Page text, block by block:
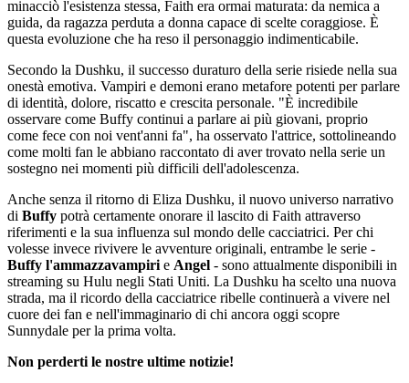
minacciò l'esistenza stessa, Faith era ormai maturata: da nemica a
guida, da ragazza perduta a donna capace di scelte coraggiose. È
questa evoluzione che ha reso il personaggio indimenticabile.
Secondo la Dushku, il successo duraturo della serie risiede nella sua
onestà emotiva. Vampiri e demoni erano metafore potenti per parlare
di identità, dolore, riscatto e crescita personale. "È incredibile
osservare come Buffy continui a parlare ai più giovani, proprio
come fece con noi vent'anni fa", ha osservato l'attrice, sottolineando
come molti fan le abbiano raccontato di aver trovato nella serie un
sostegno nei momenti più difficili dell'adolescenza.
Anche senza il ritorno di Eliza Dushku, il nuovo universo narrativo
di Buffy potrà certamente onorare il lascito di Faith attraverso
riferimenti e la sua influenza sul mondo delle cacciatrici. Per chi
volesse invece rivivere le avventure originali, entrambe le serie -
Buffy l'ammazzavampiri e Angel - sono attualmente disponibili in
streaming su Hulu negli Stati Uniti. La Dushku ha scelto una nuova
strada, ma il ricordo della cacciatrice ribelle continuerà a vivere nel
cuore dei fan e nell'immaginario di chi ancora oggi scopre
Sunnydale per la prima volta.
Non perderti le nostre ultime notizie!